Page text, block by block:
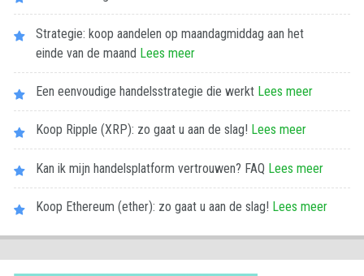
Strategie: koop aandelen op maandagmiddag aan het
einde van de maand Lees meer
Een eenvoudige handelsstrategie die werkt Lees meer
Koop Ripple (XRP): zo gaat u aan de slag! Lees meer
Kan ik mijn handelsplatform vertrouwen? FAQ Lees meer
Koop Ethereum (ether): zo gaat u aan de slag! Lees meer